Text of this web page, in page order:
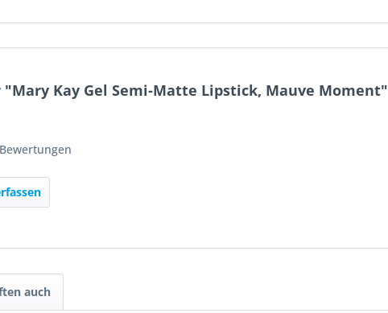
Kay Gel Semi-Matte Lipstick, Mauve Moment"
auch